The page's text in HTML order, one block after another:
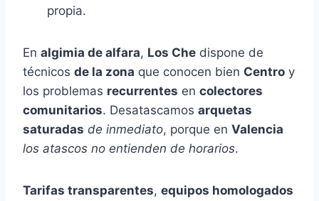
propia.
En algimia de alfara, Los Che dispone de
técnicos de la zona que conocen bien Centro y
los problemas recurrentes en colectores
comunitarios. Desatascamos arquetas
saturadas de inmediato, porque en Valencia
los atascos no entienden de horarios.
Tarifas transparentes, equipos homologados